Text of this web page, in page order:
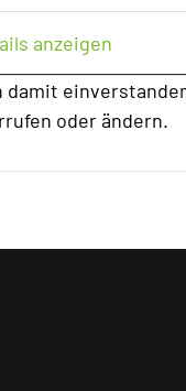
anzeigen
damit
oder ändern.